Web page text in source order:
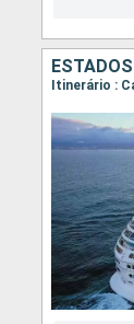
Itinerário :